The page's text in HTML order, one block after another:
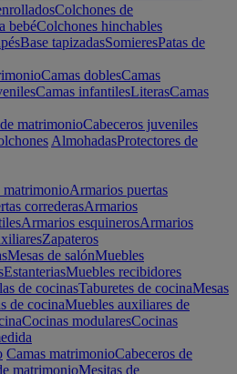
Colchones de
bebéColchones hinchables
Base tapizadasSomieresPatas de
Camas doblesCamas
Camas infantilesLiterasCamas
matrimonioCabeceros juveniles
AlmohadasProtectores de
matrimonioArmarios puertas
correderasArmarios
Armarios esquinerosArmarios
Zapateros
Mesas de salónMuebles
EstanteriasMuebles recibidores
de cocinasTaburetes de cocinaMesas
de cocinaMuebles auxiliares de
Cocinas modularesCocinas
Camas matrimonioCabeceros de
matrimonioMesitas de